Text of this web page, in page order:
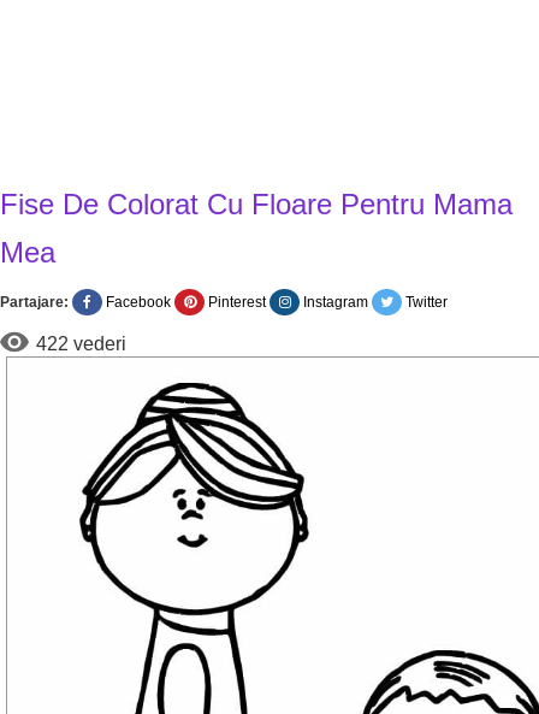
Fise De Colorat Cu Floare Pentru Mama
Mea
Partajare: Facebook Pinterest Instagram Twitter
422 vederi